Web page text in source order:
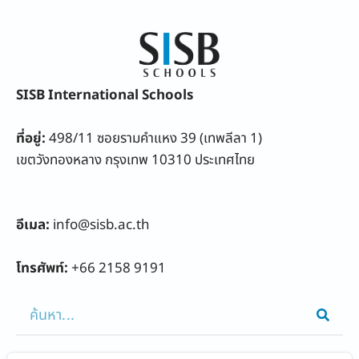
SISB International Schools
ที่อยู่:498/11 ซอยรามคำแหง 39 (เทพลีลา 1)
เขตวังทองหลาง กรุงเทพ 10310 ประเทศไทย
อีเมล: info@sisb.ac.th
โทรศัพท์: +66 2158 9191